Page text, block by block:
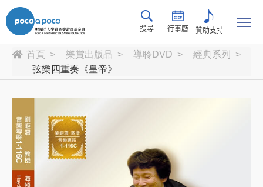
搜尋 行事曆 贊助支持
首頁 樂賞出版品 導聆DVD
經典系列
弦樂四重奏《皇帝》